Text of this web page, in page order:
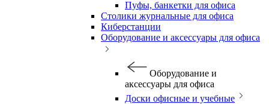
Пуфы, банкетки для офиса
Столики журнальные для офиса
Киберстанции
Оборудование и аксессуары для офиса
Оборудование и
аксессуары для офиса
Доски офисные и учебные